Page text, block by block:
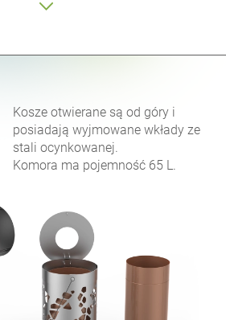
Kosze otwierane są od góry i
posiadają wyjmowane wkłady ze
stali ocynkowanej.
Komora ma pojemność 65 L.